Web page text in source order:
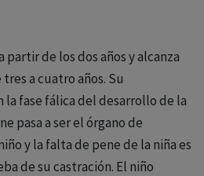
de los dos años y alcanza
a cuatro años. Su
fase fálica del desarrollo de la
pasa a ser el órgano de
y la falta de pene de la niña es
de su castración. El niño